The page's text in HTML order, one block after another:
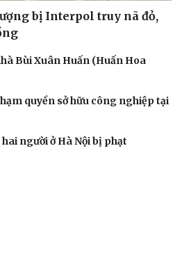
bị Interpol truy nã đỏ,
Bùi Xuân Huấn (Huấn Hoa
quyền sở hữu công nghiệp tại
người ở Hà Nội bị phạt